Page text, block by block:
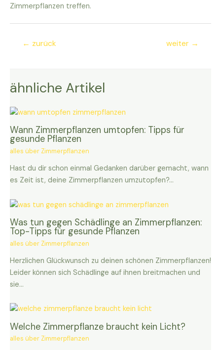
Zimmerpflanzen treffen.
Beitragsnavigation
← zurück weiter →
ähnliche Artikel
Wann Zimmerpflanzen umtopfen: Tipps für
gesunde Pflanzen
alles über Zimmerpflanzen
Hast du dir schon einmal Gedanken darüber gemacht, wann
es Zeit ist, deine Zimmerpflanzen umzutopfen?…
Was tun gegen Schädlinge an Zimmerpflanzen:
Top-Tipps für gesunde Pflanzen
alles über Zimmerpflanzen
Herzlichen Glückwunsch zu deinen schönen Zimmerpflanzen!
Leider können sich Schädlinge auf ihnen breitmachen und
sie…
Welche Zimmerpflanze braucht kein Licht?
alles über Zimmerpflanzen